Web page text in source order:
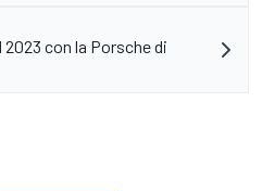
con la Porsche di